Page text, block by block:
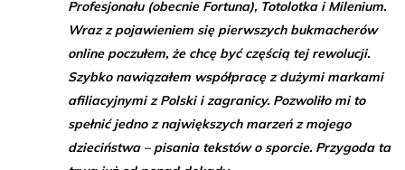
Profesjonału (obecnie Fortuna), Totolotka i Milenium.
Wraz z pojawieniem się pierwszych bukmacherów
online poczułem, że chcę być częścią tej rewolucji.
Szybko nawiązałem współpracę z dużymi markami
afiliacyjnymi z Polski i zagranicy. Pozwoliło mi to
spełnić jedno z największych marzeń z mojego
dzieciństwa – pisania tekstów o sporcie. Przygoda ta